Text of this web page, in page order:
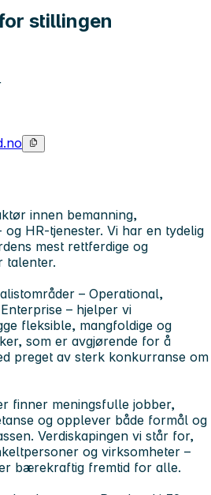
stillingen
innen bemanning,
HR-tjenester. Vi har en tydelig
mest rettferdige og
talenter.
– Operational,
– hjelper vi
fleksible, mangfoldige og
som er avgjørende for å
preget av sterk konkurranse om
finner meningsfulle jobber,
og opplever både formål og
Verdiskapingen vi står for,
og virksomheter –
bærekraftig fremtid for alle.